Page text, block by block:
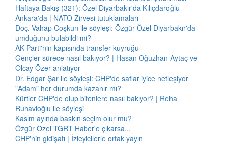
Haftaya Bakış (321): Özel Diyarbakır'da Kılıçdaroğlu
Ankara'da | NATO Zirvesi tutuklamaları
Doç. Vahap Coşkun ile söyleşi: Özgür Özel Diyarbakır'da
umduğunu bulabildi mi?
AK Parti'nin kapısında transfer kuyruğu
Gençler sürece nasıl bakıyor? | Hasan Oğuzhan Aytaç ve
Olcay Özer anlatıyor
Dr. Edgar Şar ile söyleşi: CHP'de saflar iyice netleşiyor
"Adam" her durumda kazanır mı?
Kürtler CHP'de olup bitenlere nasıl bakıyor? | Reha
Ruhavioğlu ile söyleşi
Kasım ayında baskın seçim olur mu?
Özgür Özel TGRT Haber'e çıkarsa...
CHP'nin gidişatı | İzleyicilerle ortak yayın